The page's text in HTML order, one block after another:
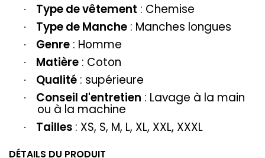
· Type de vêtement : ‎‎Chemise
· Type de Manche : Manches longues
· Genre : Homme
· Matière ‎‎: Coton
· Qualité : supérieure
· Conseil d'entretien : Lavage à la main
ou à la machine
· Tailles : XS, S, M, L, XL, XXL, XXXL
DÉTAILS DU PRODUIT